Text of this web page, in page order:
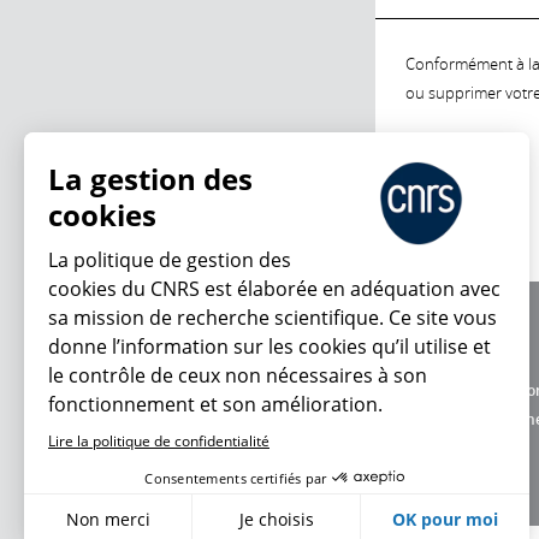
Conformément à
ou supprimer
Charte
Données
La gestion des
cookies
La politique de gestion des
cookies du CNRS est élaborée en adéquation avec
sa mission de recherche scientifique. Ce site vous
donne l’information sur les cookies qu’il utilise et
le contrôle de ceux non nécessaires à son
fonctionnement et son amélioration.
Lire la politique de confidentialité
Consentements certifiés par
Non merci Je choisis OK pour moi